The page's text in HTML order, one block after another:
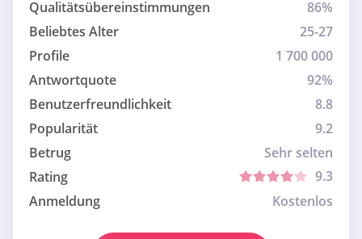
Qualitätsübereinstimmungen
86%
Beliebtes Alter
25-27
Profile
1 700 000
Antwortquote
92%
Benutzerfreundlichkeit
8.8
Popularität
9.2
Betrug
Sehr selten
Rating
9.3
Anmeldung
Kostenlos